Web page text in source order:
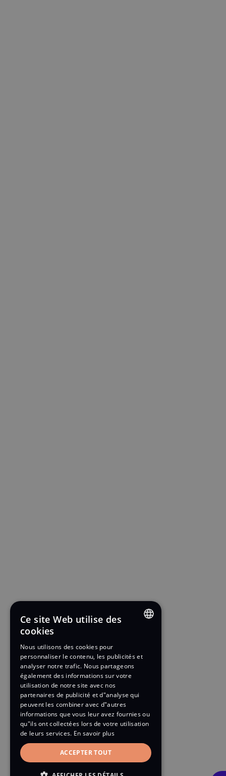
FRENCH
Ce site Web utilise des
cookies
Nous utilisons des cookies pour
personnaliser le contenu, les publicités et
analyser notre trafic. Nous partageons
également des informations sur votre
utilisation de notre site avec nos
partenaires de publicité et d"analyse qui
peuvent les combiner avec d"autres
informations que vous leur avez fournies ou
qu"ils ont collectées lors de votre utilisation
de leurs services. En savoir plus
ACCEPTER TOUT